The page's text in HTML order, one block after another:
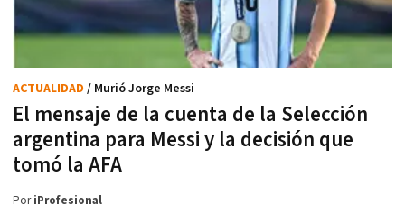
El mensaje de la cuenta de la Selección
argentina para Messi y la decisión que
tomó la AFA
ACTUALIDAD / Murió Jorge Messi
PoriProfesional